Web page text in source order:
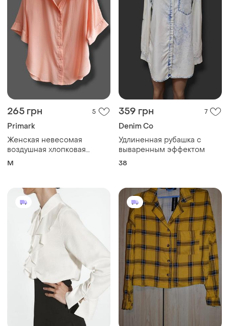
265 грн 5
Primark
Женская невесомая
воздушная хлопковая
рубашка primark.
M
359 грн 7
Denim Co
Удлиненная рубашка с
вываренным эффектом
38